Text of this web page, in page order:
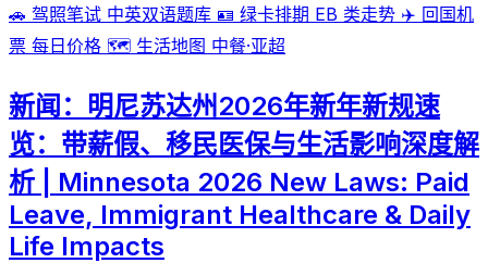
🚗 驾照笔试 中英双语题库 🪪 绿卡排期 EB 类走势 ✈️ 回国机
票 每日价格 🗺️ 生活地图 中餐·亚超
新闻：明尼苏达州2026年新年新规速
览：带薪假、移民医保与生活影响深度解
析 | Minnesota 2026 New Laws: Paid
Leave, Immigrant Healthcare & Daily
Life Impacts